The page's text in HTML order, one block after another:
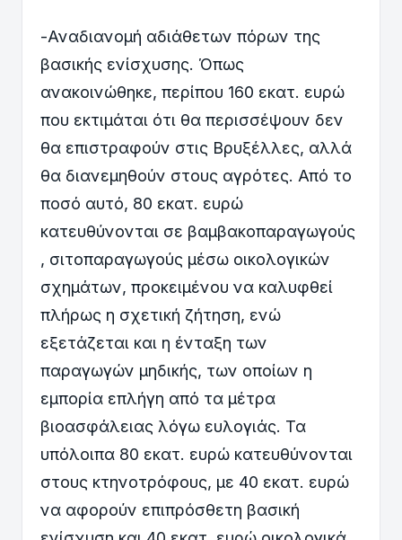
-Αναδιανομή αδιάθετων πόρων της
βασικής ενίσχυσης. Όπως
ανακοινώθηκε, περίπου 160 εκατ. ευρώ
που εκτιμάται ότι θα περισσέψουν δεν
θα επιστραφούν στις Βρυξέλλες, αλλά
θα διανεμηθούν στους αγρότες. Από το
ποσό αυτό, 80 εκατ. ευρώ
κατευθύνονται σε βαμβακοπαραγωγούς
, σιτοπαραγωγούς μέσω οικολογικών
σχημάτων, προκειμένου να καλυφθεί
πλήρως η σχετική ζήτηση, ενώ
εξετάζεται και η ένταξη των
παραγωγών μηδικής, των οποίων η
εμπορία επλήγη από τα μέτρα
βιοασφάλειας λόγω ευλογιάς. Τα
υπόλοιπα 80 εκατ. ευρώ κατευθύνονται
στους κτηνοτρόφους, με 40 εκατ. ευρώ
να αφορούν επιπρόσθετη βασική